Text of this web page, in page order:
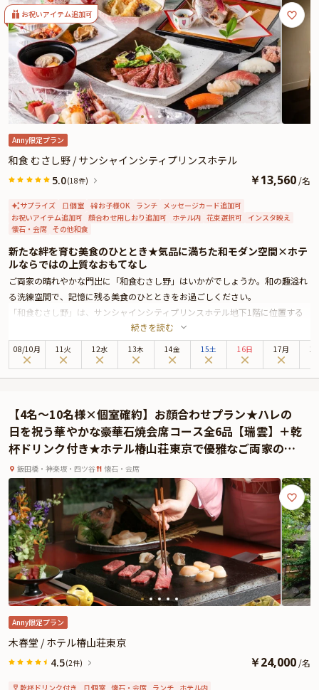
お祝いアイテム追加可
Anny限定プラン
和食 むさし野 / サンシャインシティプリンスホテル
5.0(18件) ￥13,560 /名
サプライズ 個室 お子様OK ランチ メッセージカード追加可
お祝いアイテム追加可 顔合わせ用しおり追加可 ホテル内 花束選択可 インスタ映え
懐石・会席 その他和食
新たな絆を育む美食のひととき★気品に満ちた和モダン空間×ホテ
ルならではの上質なおもてなし
ご両家の晴れやかな門出に「和食むさし野」はいかがでしょうか。和の趣溢れ
る洗練空間で、記憶に残る美食のひとときをお過ごしください。
「和食むさし野」は、サンシャインシティプリンスホテル地下1階に位置する
日本料理店。東池袋駅徒歩3分、池袋駅徒歩8分という好アクセスも魅力のひと
つです。遠方からお招きするご家族様をお迎えする場にも、安心してお選びい
ただけます。
とでしょう。
ご両家お顔合わせプランでお召し上がりいただくのは、ハレの日に相応しい、
彩り豊かなお祝い会席。3種類ご用意しておりますので、お好みに合わせてお
選びいただけます。厳選食材を使用した心尽くしの逸品は、一度食べたら忘れ
られない美味しさです。素材ひとつひとつを丁寧に紡いだ会席料理は、豊かな
味わいで五感を満たします。上質なおもてなしと共に、穏やかに語らう時間
は、心温まる思い出として残ることでしょう。これからの未来を祝う、上質で
穏やかなひとときをお過ごしください。
★お祝いの席を華やかに彩るオプション★
有料オプションでメッセージプレートやホールケーキAnny限定のお顔合わせ用
しおりや、花束、ギフトなどをお付けすることができます。しおりは着席時
に、花束やギフトはデザートタイムにご予約主様にお渡しいたしますので、サ
プライズ演出にお役立てください。
続きを読む
08/10月 11火 12水 13木 14金 15土 16日 17月
【4名～10名様×個室確約】お顔合わせプラン★ハレの
日を祝う華やかな豪華石焼会席コース全6品【瑞雲】＋乾
杯ドリンク付き★ホテル椿山荘東京で優雅なご両家のご
歓談を
飯田橋・神楽坂・四ツ谷 懐石・会席
Anny限定プラン
木春堂 / ホテル椿山荘東京
4.5(2件) ￥24,000 /名
乾杯ドリンク付き 個室 懐石・会席 ランチ ホテル内